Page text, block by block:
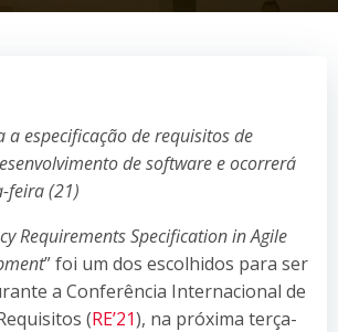
especificação de requisitos de
de software e ocorrerá
feira (21)
Requirements Specification in Agile
” foi um dos escolhidos para ser
a Conferência Internacional de
(RE’21), na próxima terça-